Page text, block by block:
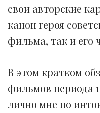
свои авторские
канон героя
фильма, так и его
В этом кратком
фильмов периода
лично мне по